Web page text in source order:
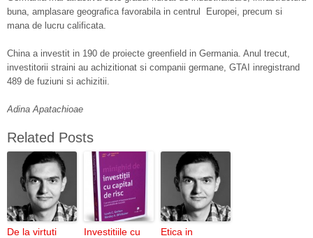
buna, amplasare geografica favorabila in centrul Europei, precum si
mana de lucru calificata.
China a investit in 190 de proiecte greenfield in Germania. Anul trecut,
investitorii straini au achizitionat si companii germane, GTAI inregistrand
489 de fuziuni si achizitii.
Adina Apatachioae
Related Posts
De la virtuti
Investitiile cu
Etica in